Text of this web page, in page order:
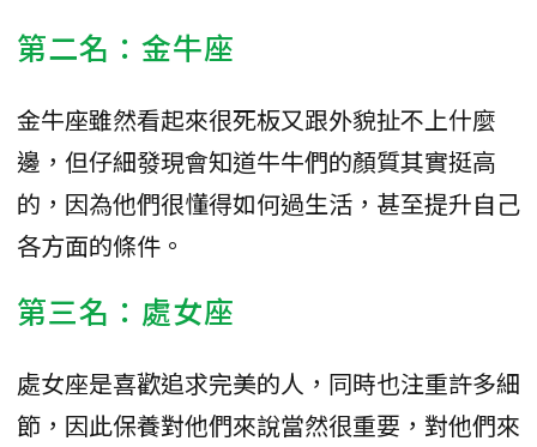
第二名：金牛座
金牛座雖然看起來很死板又跟外貌扯不上什麼
邊，但仔細發現會知道牛牛們的顏質其實挺高
的，因為他們很懂得如何過生活，甚至提升自己
各方面的條件。
第三名：處女座
處女座是喜歡追求完美的人，同時也注重許多細
節，因此保養對他們來說當然很重要，對他們來